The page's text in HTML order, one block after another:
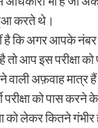
करते थे।
है कि अगर आपके
तो आप इस परीक्षा
अफ़वाह मात्र
परीक्षा को पास
को लेकर कितने